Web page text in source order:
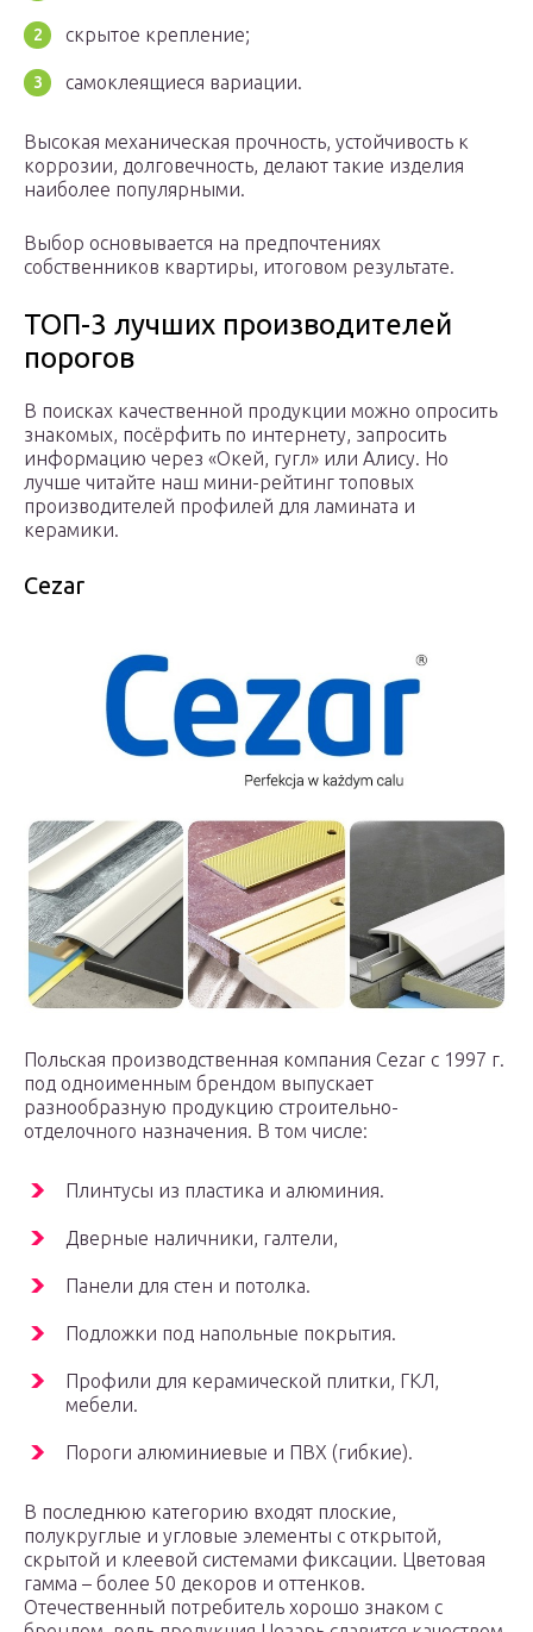
скрытое крепление;
самоклеящиеся вариации.
Высокая механическая прочность, устойчивость к
коррозии, долговечность, делают такие изделия
наиболее популярными.
Выбор основывается на предпочтениях
собственников квартиры, итоговом результате.
ТОП-3 лучших производителей
порогов
В поисках качественной продукции можно опросить
знакомых, посёрфить по интернету, запросить
информацию через «Окей, гугл» или Алису. Но
лучше читайте наш мини-рейтинг топовых
производителей профилей для ламината и
керамики.
Cezar
Польская производственная компания Cezar с 1997 г.
под одноименным брендом выпускает
разнообразную продукцию строительно-
отделочного назначения. В том числе:
Плинтусы из пластика и алюминия.
Дверные наличники, галтели,
Панели для стен и потолка.
Подложки под напольные покрытия.
Профили для керамической плитки, ГКЛ,
мебели.
Пороги алюминиевые и ПВХ (гибкие).
В последнюю категорию входят плоские,
полукруглые и угловые элементы с открытой,
скрытой и клеевой системами фиксации. Цветовая
гамма – более 50 декоров и оттенков.
Отечественный потребитель хорошо знаком с